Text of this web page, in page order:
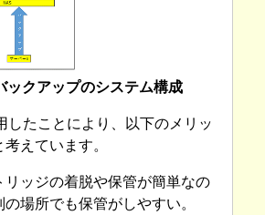
ックアップのシステム構成
したことにより、以下のメリッ
考えています。
リッジの着脱や保管が簡単なの
の場所でも保管がしやすい。